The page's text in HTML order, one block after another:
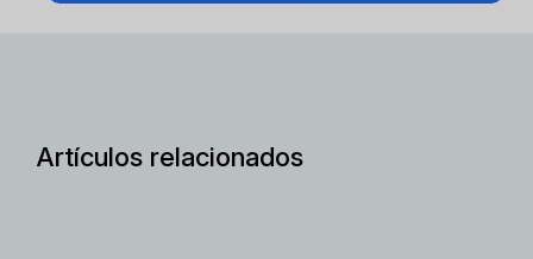
Artículos relacionados